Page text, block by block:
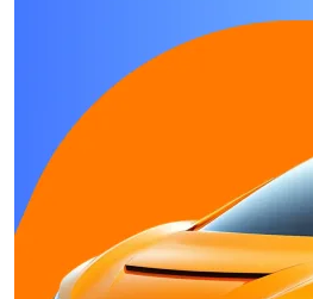
Бортовой с КМУ
Количество цилиндров:4
Объем двигателя:5200 см³
Макс. мощность:210 л.с.